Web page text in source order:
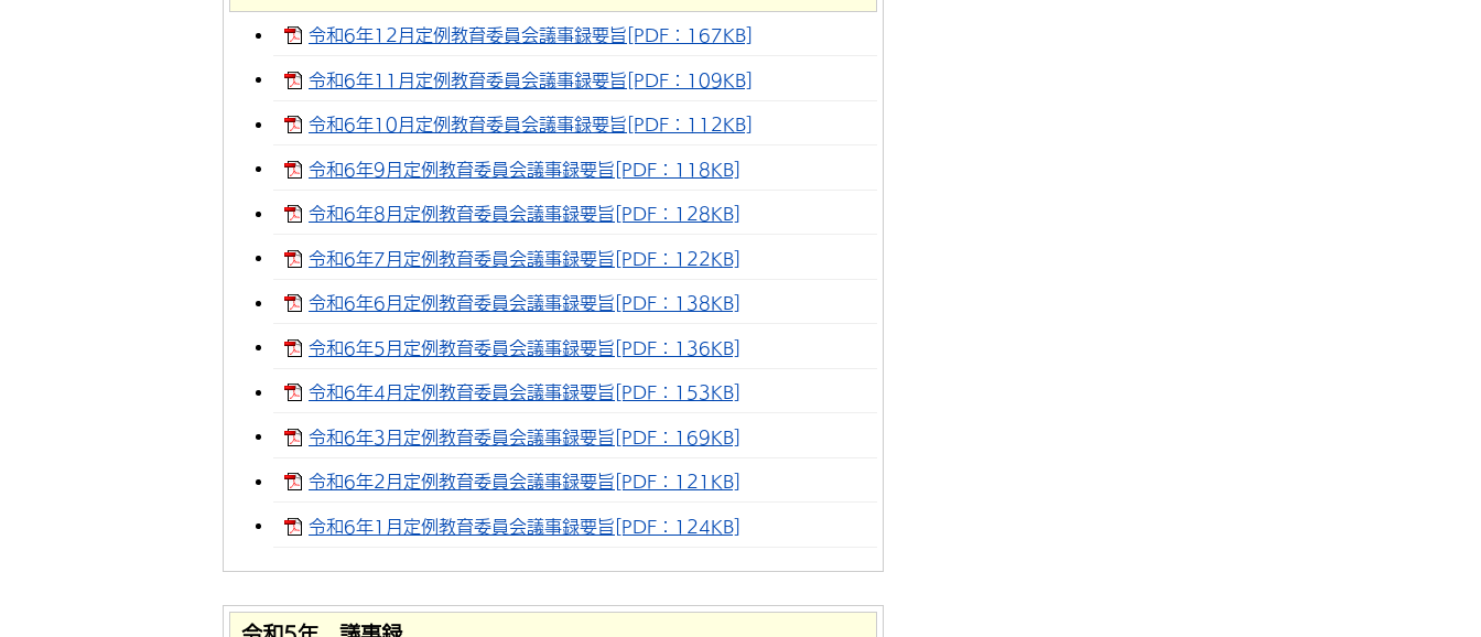
令和6年12月定例教育委員会議事録要旨[PDF：167KB]
令和6年11月定例教育委員会議事録要旨[PDF：109KB]
令和6年10月定例教育委員会議事録要旨[PDF：112KB]
令和6年9月定例教育委員会議事録要旨[PDF：118KB]
令和6年8月定例教育委員会議事録要旨[PDF：128KB]
令和6年7月定例教育委員会議事録要旨[PDF：122KB]
令和6年6月定例教育委員会議事録要旨[PDF：138KB]
令和6年5月定例教育委員会議事録要旨[PDF：136KB]
令和6年4月定例教育委員会議事録要旨[PDF：153KB]
令和6年3月定例教育委員会議事録要旨[PDF：169KB]
令和6年2月定例教育委員会議事録要旨[PDF：121KB]
令和6年1月定例教育委員会議事録要旨[PDF：124KB]